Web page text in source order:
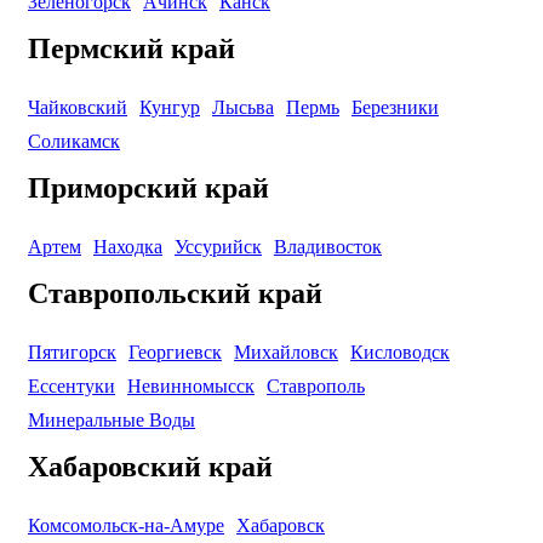
Пермский край
Чайковский Кунгур Лысьва Пермь Березники
Соликамск
Приморский край
Артем Находка Уссурийск Владивосток
Ставропольский край
Пятигорск Георгиевск Михайловск Кисловодск
Ессентуки
Невинномысск Ставрополь
Минеральные Воды
Хабаровский край
Комсомольск-на-Амуре Хабаровск